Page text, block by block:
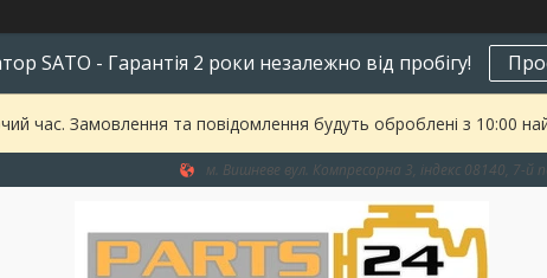
SATO - Гарантія 2 роки незалежно від пробігу!
час. Замовлення та повідомлення будуть оброблені з 10:00
м. Вишневе вул. Компресорна 3, індекс 08140, 7-й